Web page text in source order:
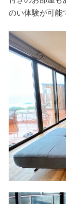
のい体験が可能